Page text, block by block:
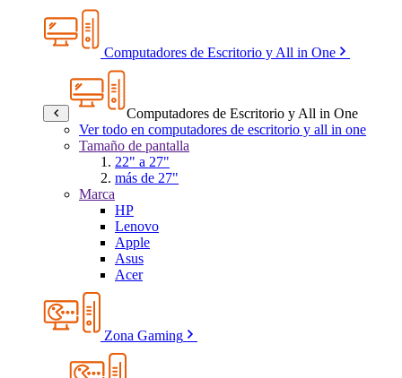
Computadores de Escritorio y All in One
Computadores de Escritorio y All in One
Ver todo en computadores de escritorio y all in one
Tamaño de pantalla
22" a 27"
más de 27"
Marca
HP
Lenovo
Apple
Asus
Acer
Zona Gaming